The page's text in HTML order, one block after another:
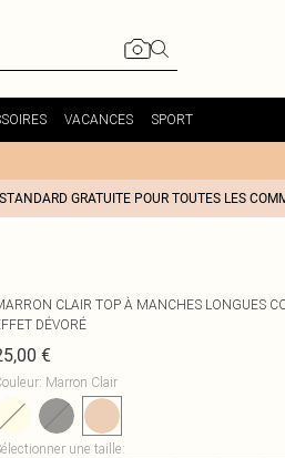
VACANCES SPORT
GRATUITE POUR TOUTES LES
CLAIR TOP À MANCHES LONGUES
DÉVORÉ
€
: Marron Clair
une taille: